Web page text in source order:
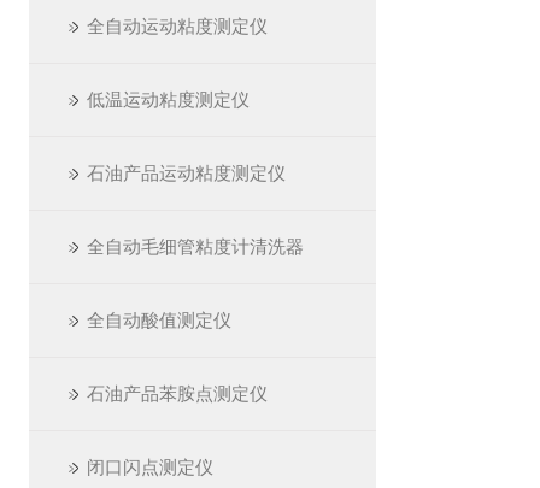
全自动运动粘度测定仪
低温运动粘度测定仪
石油产品运动粘度测定仪
全自动毛细管粘度计清洗器
全自动酸值测定仪
石油产品苯胺点测定仪
闭口闪点测定仪